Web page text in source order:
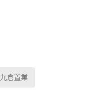
九倉置業